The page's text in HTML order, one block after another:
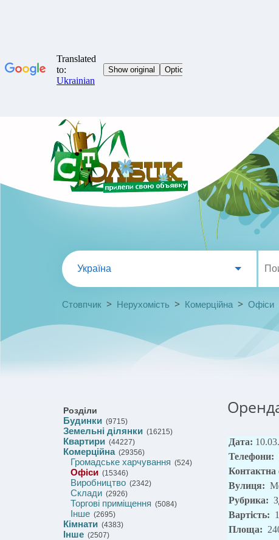
Україна
Стовпчик > Нерухомість > Комерційна> Офіси
Розділи
Будинки (9715)
Земельні ділянки (16215)
Квартири (44227)
Комерційна(29356)
Громадське харчування (524)
Офіси (15346)
Виробництво (2342)
Склади (2926)
Торгові приміщення (5084)
Інше (2695)
Кімнати (4383)
Інше (2507)
Дата:
Телефони:
Контактна
Вулиця:
Рубрика:
Вартість:
Площа: